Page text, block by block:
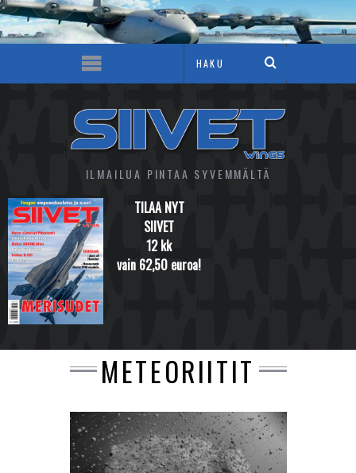
ILMAILUA PINTAA SYVEMMÄLTÄ
TILAA NYT
SIIVET
12 kk
vain 62,50 euroa!
METEORIITIT